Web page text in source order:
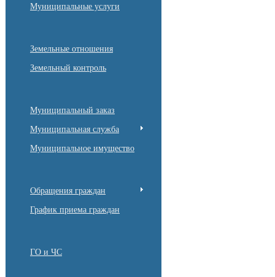
Муниципальные услуги
Земельные отношения
Земельный контроль
Муниципальный заказ
Муниципальная служба
Муниципальное имущество
Обращения граждан
График приема граждан
ГО и ЧС